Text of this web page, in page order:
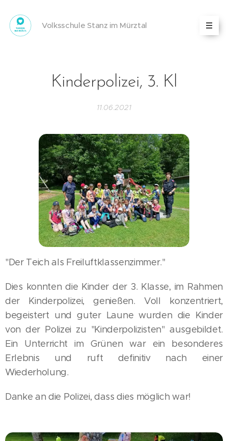
Volksschule Stanz im Mürztal
Kinderpolizei, 3. Kl
11.06.2021
"Der Teich als Freiluftklassenzimmer."
Dies konnten die Kinder der 3. Klasse, im Rahmen
der Kinderpolizei, genießen. Voll konzentriert,
begeistert und guter Laune wurden die Kinder
von der Polizei zu "Kinderpolizisten" ausgebildet.
Ein Unterricht im Grünen war ein besonderes
Erlebnis und ruft definitiv nach einer
Wiederholung.
Danke an die Polizei, dass dies möglich war!